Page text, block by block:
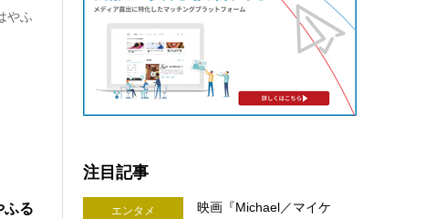
やふ
る
注目記事
エンタメ
映画『Michael／マイケ